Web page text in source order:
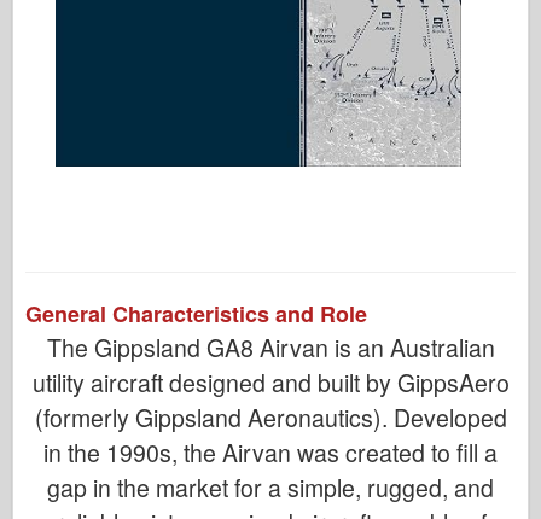
General Characteristics and Role
The Gippsland GA8 Airvan is an Australian
utility aircraft designed and built by GippsAero
(formerly Gippsland Aeronautics). Developed
in the 1990s, the Airvan was created to fill a
gap in the market for a simple, rugged, and